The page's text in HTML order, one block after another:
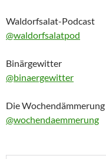
Waldorfsalat-Podcast
@waldorfsalatpod
Binärgewitter
@binaergewitter
Die Wochendämmerung
@wochendaemmerung